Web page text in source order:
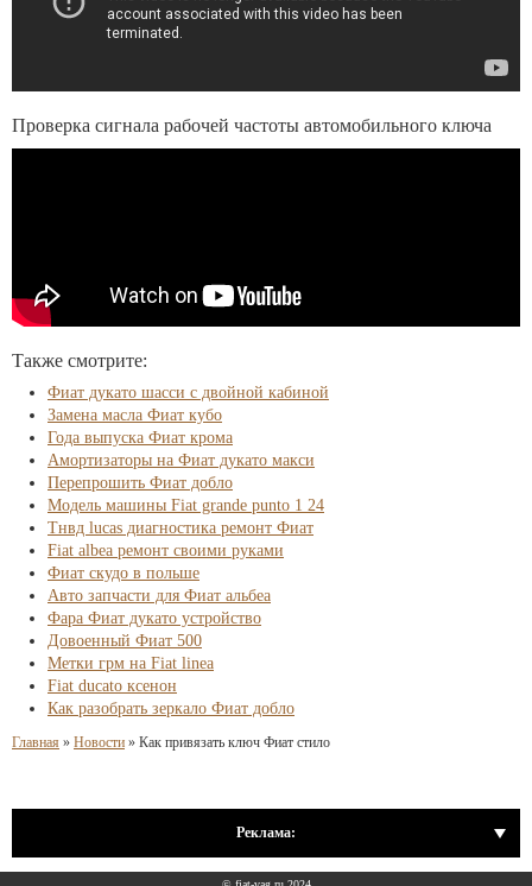
Проверка сигнала рабочей частоты автомобильного ключа
Также смотрите:
Фиат дукато шасси с двойной кабиной
Замена масла Фиат кубо
Года выпуска Фиат крома
Амортизаторы на Фиат дукато макси
Перепрошить Фиат добло
Модель машины Fiat grande punto 1 24
Тнвд lucas диагностика ремонт Фиат
Fiat albea ремонт своими руками
Фиат скудо в польше
Авто запчасти для Фиат альбеа
Фара Фиат дукато устройство
Довоенный Фиат 500
Метки грм на Fiat linea
Fiat ducato ксенон
Как разобрать зеркало Фиат добло
Главная » Новости » Как привязать ключ Фиат стило
Реклама: